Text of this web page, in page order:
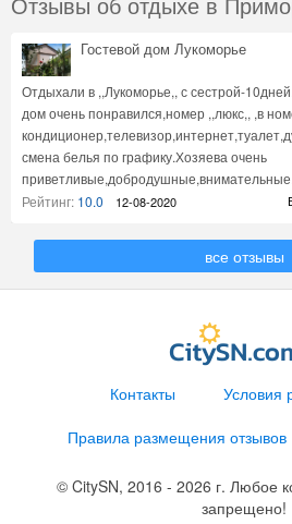
Гостевой дом Лукоморье
Отдыхали в ,,Лукоморье,, с сестрой-
дом очень понравился,номер ,,люкс,, ,в
смена белья по графику.Хозяева очень
хочется поблагодарить Руслана за
Рейтинг: 10.0 12-08-2020
все отзывы
Контакты
Условия
Правила размещения отзывов
© CitySN, 2016 - 2026 г. Любое
запрещено!